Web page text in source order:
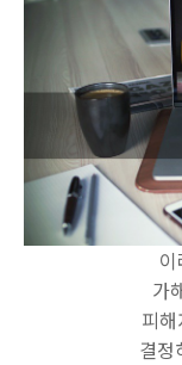
가
피
결정